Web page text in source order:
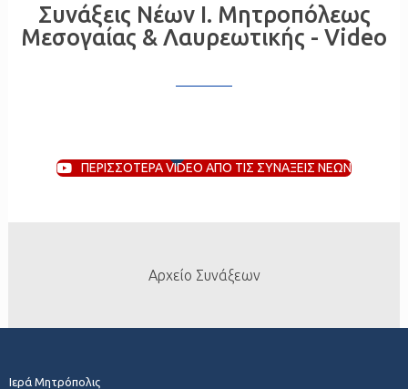
Συνάξεις Νέων Ι. Μητροπόλεως
Μεσογαίας & Λαυρεωτικής - Video
ΠΕΡΙΣΣΟΤΕΡΑ VIDEO ΑΠΟ ΤΙΣ ΣΥΝΑΞΕΙΣ ΝΕΩΝ
Αρχείο Συνάξεων
Ιερά Μητρόπολις